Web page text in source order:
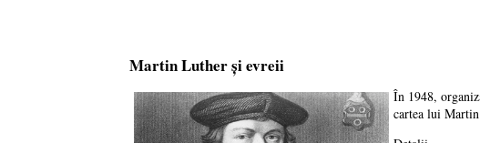
Martin Luther și evreii
În 1948,
cartea lui